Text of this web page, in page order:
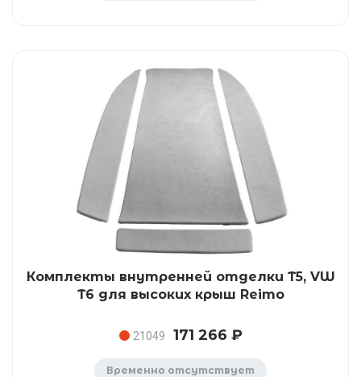
Комплекты внутренней отделки T5, VW
T6 для высоких крыш Reimo
21049 171 266 ₽
Временно отсутствует